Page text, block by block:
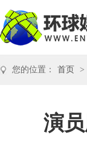
您的位置： 首页 >
演